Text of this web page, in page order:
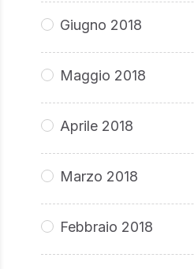
Giugno 2018
Maggio 2018
Aprile 2018
Marzo 2018
Febbraio 2018